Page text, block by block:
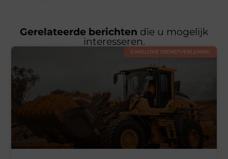
Gerelateerde berichten die u mogelijk
interesseren.
ZAKELIJKE DIENSTVERLENING